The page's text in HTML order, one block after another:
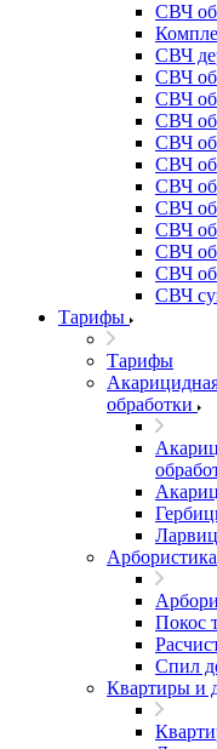
СВЧ
СВЧ
СВЧ
СВЧ
СВЧ
СВЧ
СВЧ
СВЧ
СВЧ
СВЧ
СВЧ
СВЧ
СВЧ
Тарифы
Тарифы
обработки
Арбористика
Покос
Спил
Квартиры и